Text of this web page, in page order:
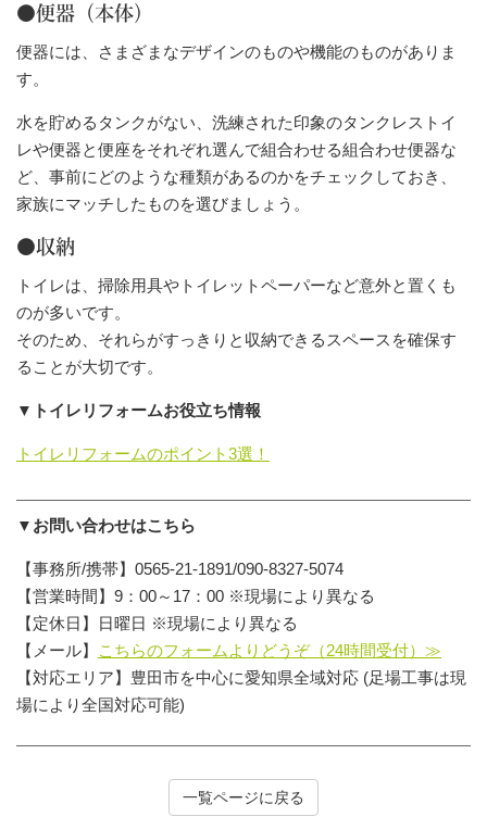
●便器（本体）
便器には、さまざまなデザインのものや機能のものがありま
す。
水を貯めるタンクがない、洗練された印象のタンクレストイ
レや便器と便座をそれぞれ選んで組合わせる組合わせ便器な
ど、事前にどのような種類があるのかをチェックしておき、
家族にマッチしたものを選びましょう。
●収納
トイレは、掃除用具やトイレットペーパーなど意外と置くも
のが多いです。
そのため、それらがすっきりと収納できるスペースを確保す
ることが大切です。
▼トイレリフォームお役立ち情報
トイレリフォームのポイント3選！
▼お問い合わせはこちら
【事務所/携帯】0565-21-1891/090-8327-5074
【営業時間】9：00～17：00 ※現場により異なる
【定休日】日曜日 ※現場により異なる
【メール】
こちらのフォームよりどうぞ（24時間受付）≫
【対応エリア】豊田市を中心に愛知県全域対応 (足場工事は現
場により全国対応可能)
一覧ページに戻る